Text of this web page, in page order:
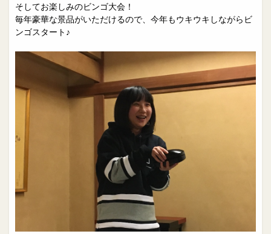
そしてお楽しみのビンゴ大会！
毎年豪華な景品がいただけるので、今年もウキウキしながらビ
ンゴスタート♪